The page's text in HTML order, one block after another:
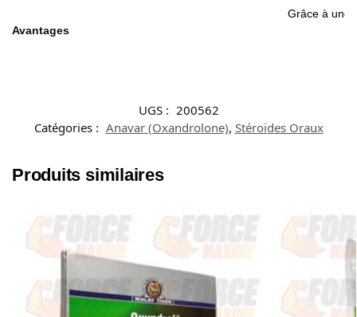
Avantages
Grâce à une
UGS : 200562
Catégories : Anavar (Oxandrolone), Stéroïdes Oraux
Produits similaires